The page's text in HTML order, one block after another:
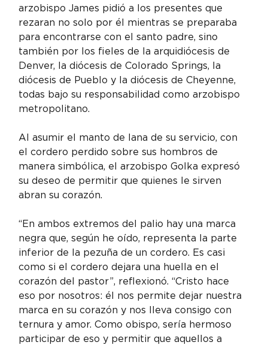
arzobispo James pidió a los presentes que
rezaran no solo por él mientras se preparaba
para encontrarse con el santo padre, sino
también por los fieles de la arquidiócesis de
Denver, la diócesis de Colorado Springs, la
diócesis de Pueblo y la diócesis de Cheyenne,
todas bajo su responsabilidad como arzobispo
metropolitano.
Al asumir el manto de lana de su servicio, con
el cordero perdido sobre sus hombros de
manera simbólica, el arzobispo Golka expresó
su deseo de permitir que quienes le sirven
abran su corazón.
“En ambos extremos del palio hay una marca
negra que, según he oído, representa la parte
inferior de la pezuña de un cordero. Es casi
como si el cordero dejara una huella en el
corazón del pastor”, reflexionó. “Cristo hace
eso por nosotros: él nos permite dejar nuestra
marca en su corazón y nos lleva consigo con
ternura y amor. Como obispo, sería hermoso
participar de eso y permitir que aquellos a